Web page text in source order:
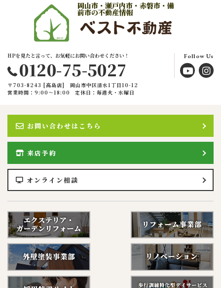
岡山市・瀬戸内市・赤磐市・備
前市の不動産情報
HPを見たと言って、お気軽にお問い合わせください！
0120-75-5027
Follow Us
〒703-8243 [高島店] 岡山市中区清水1丁目10-12
営業時間：9:00〜18:00
定休日：毎週火・水曜日
お問い合わせはこちら
来店予約
オンライン相談